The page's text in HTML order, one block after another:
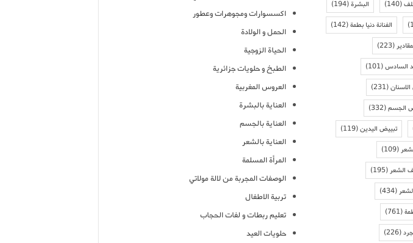
(140) البشرة(194)
الفنانة دنيا بطمة(142)
(223)
السادس(101)
(231)
الجسم(332)
تبييض اليدين(119)
(109)
الشعر(195)
(434)
(761)
(226)
اكسسوارات ومجوهرات وعطور
الحمل و الولادة
الحياة الزوجية
الطبخ و حلويات جزائرية
العروس المغربية
العناية بالبشرة
العناية بالجسم
العناية بالشعر
المرأة المسلمة
الوصفات المجربة من لالة مولاتي
تربية الاطفال
تعليم ربطات و لفات الحجاب
حلويات العيد